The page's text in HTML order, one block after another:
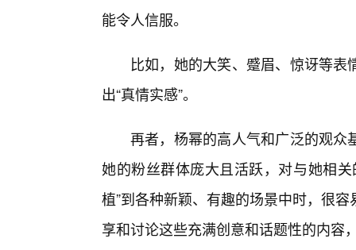
能令人信服。
比如，她的大笑、蹙眉、惊讶等
出“真情实感”。
再者，杨幂的高人气和广泛的观
她的粉丝群体庞大且活跃，对与她相
植”到各种新颖、有趣的场景中时，很
享和讨论这些充满创意和话题性的内容